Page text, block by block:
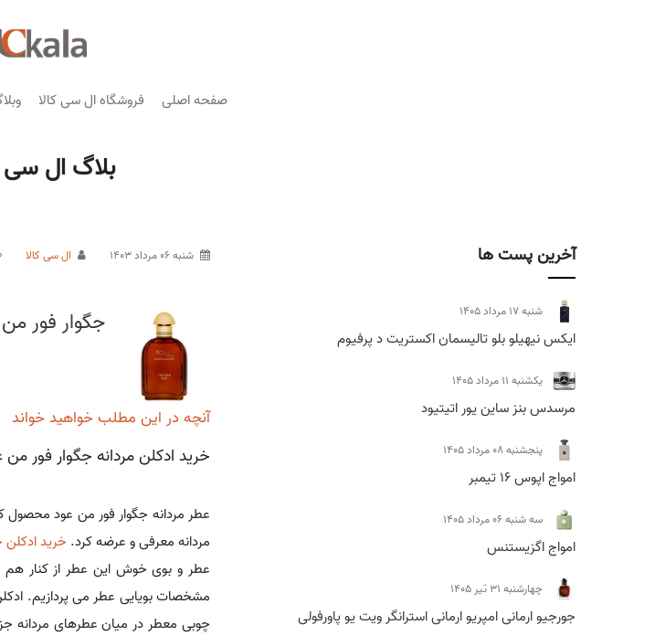
صفحه اصلی فروشگاه ال سی کالا
بلاگ ال سی
آخرین پست ها
شنبه 17 مرداد 1405
ایکس نیهیلو بلو تالیسمان اکستریت د پرفیوم
يكشنبه 11 مرداد 1405
مرسدس بنز ساین یور اتیتیود
پنجشنبه 08 مرداد 1405
امواج اپوس 16 تیمبر
سه شنبه 06 مرداد 1405
امواج اگزیستنس
چهارشنبه 31 تیر 1405
جورجیو ارمانی امپریو ارمانی استرانگر ویت یو پاورفولی
شنبه 06 مرداد 1403 ال سی کالا
جگوار فور
آنچه در این مطلب خواهید خواند
خرید ادکلن مردانه جگوار فور من
عطر مردانه جگوار فور من عود محصول
مردانه معرفی و عرضه کرد. خرید ادکلن
عطر و بوی خوش این عطر از کنار هم
مشخصات بویایی عطر می پردازیم.
چوبی معطر در میان عطرهای مردانه